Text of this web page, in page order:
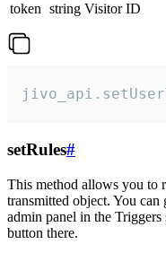
token string Visitor ID
setRules#
This method allows you to
transmitted object. You
admin panel in the
button there.